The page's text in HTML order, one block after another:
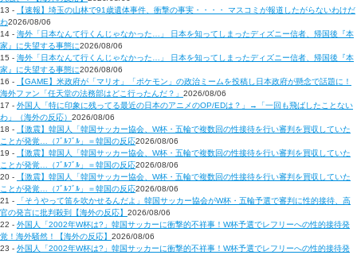
13 -
【速報】埼玉の山林で91歳遺体事件、衝撃の事実・・・・ マスコミが報道したがらないわけだ
わ2026/08/06
14 - 海外「日本なんて行くんじゃなかった…」 日本を知ってしまったディズニー信者、帰国後『本
家』に失望する事態に2026/08/06
15 - 海外「日本なんて行くんじゃなかった…」 日本を知ってしまったディズニー信者、帰国後『本
家』に失望する事態に2026/08/06
16 -
【GAME】米政府が「マリオ」「ポケモン」の政治ミームを投稿し日本政府が懸念で話題に！
海外ファン「任天堂の法務部はどこ行ったんだ？」 2026/08/06
17 - 外国人「特に印象に残ってる最近の日本のアニメのOP/EDは？」→「一回も飛ばしたことない
わ」（海外の反応） 2026/08/06
18 -
【激震】韓国人「韓国サッカー協会、W杯・五輪で複数回の性接待を行い審判を買収していた
ことが発覚…（ﾌﾞﾙﾌﾞﾙ」＝韓国の反応2026/08/06
19 -
【激震】韓国人「韓国サッカー協会、W杯・五輪で複数回の性接待を行い審判を買収していた
ことが発覚…（ﾌﾞﾙﾌﾞﾙ」＝韓国の反応2026/08/06
20 -
【激震】韓国人「韓国サッカー協会、W杯・五輪で複数回の性接待を行い審判を買収していた
ことが発覚…（ﾌﾞﾙﾌﾞﾙ」＝韓国の反応2026/08/06
21 -
「そうやって笛を吹かせるんだよ」韓国サッカー協会がW杯・五輪予選で審判に性的接待、高
官の発言に批判殺到【海外の反応】 2026/08/06
22 - 外国人「2002年W杯は?」韓国サッカーに衝撃的不祥事！W杯予選でレフリーへの性的接待発
覚！海外騒然！【海外の反応】 2026/08/06
23 - 外国人「2002年W杯は?」韓国サッカーに衝撃的不祥事！W杯予選でレフリーへの性的接待発